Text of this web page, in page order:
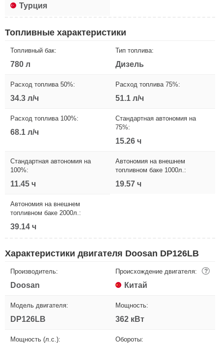
Турция
Топливные характеристики
Топливный бак:
780 л
Тип топлива:
Дизель
Расход топлива 50%:
34.3 л/ч
Расход топлива 75%:
51.1 л/ч
Расход топлива 100%:
68.1 л/ч
Стандартная автономия на
75%:
15.26 ч
Стандартная автономия на
100%:
11.45 ч
Автономия на внешнем
топливном баке 1000л.:
19.57 ч
Автономия на внешнем
топливном баке 2000л.:
39.14 ч
Характеристики двигателя Doosan DP126LB
Производитель:
Doosan
Происхождение двигателя: ?
Китай
Модель двигателя:
DP126LB
Мощность:
362 кВт
Мощность (л.с.): Обороты: